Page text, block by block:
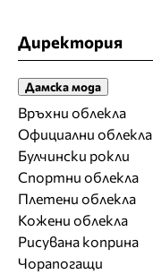
Директория
Дамска мода
Връхни облекла
Официални облекла
Булчински рокли
Спортни облекла
Плетени облекла
Кожени облекла
Рисувана коприна
Чорапогащи